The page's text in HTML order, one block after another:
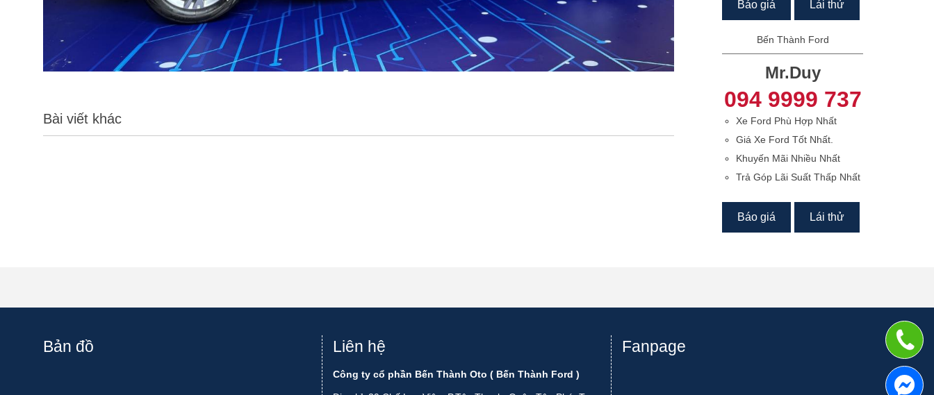
Bài viết khác
Báo giá Lái thử
Bến Thành Ford
Mr.Duy
094 9999 737
Xe Ford Phù Hợp Nhất
Giá Xe Ford Tốt Nhất.
Khuyến Mãi Nhiều Nhất
Trả Góp Lãi Suất Thấp Nhất
Báo giá Lái thử
Bản đồ Liên hệ
Công ty cổ phần Bến Thành Oto ( Bến Thành Ford )
Fanpage